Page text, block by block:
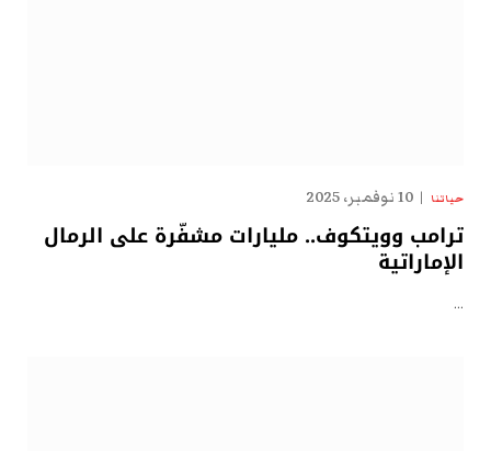
حياتنا 10 نوفمبر، 2025
ترامب وويتكوف.. مليارات مشفّرة على الرمال
الإماراتية
…